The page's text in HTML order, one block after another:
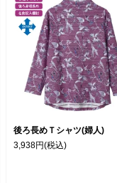
後ろ長めＴシャツ(婦人)
3,938円(税込)